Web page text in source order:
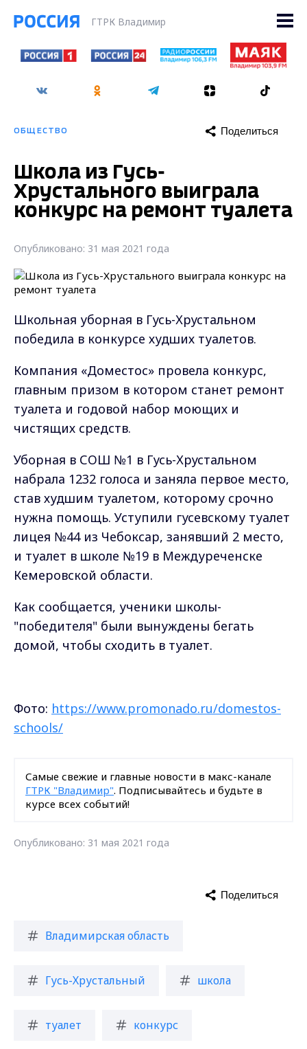
ГТРК Владимир
ОБЩЕСТВО Поделиться
Школа из Гусь-
Хрустального выиграла
конкурс на ремонт туалета
Опубликовано: 31 мая 2021 года
Школьная уборная в Гусь-Хрустальном
победила в конкурсе худших туалетов.
Компания «Доместос» провела конкурс,
главным призом в котором станет ремонт
туалета и годовой набор моющих и
чистящих средств.
Уборная в СОШ №1 в Гусь-Хрустальном
набрала 1232 голоса и заняла первое место,
став худшим туалетом, которому срочно
нужна помощь. Уступили гусевскому туалет
лицея №44 из Чебоксар, занявший 2 место,
и туалет в школе №19 в Междуреченске
Кемеровской области.
Как сообщается, ученики школы-
"победителя" были вынуждены бегать
домой, чтобы сходить в туалет.
Фото: https://www.promonado.ru/domestos-
schools/
Самые свежие и главные новости в макс-канале
ГТРК "Владимир". Подписывайтесь и будьте в
курсе всех событий!
Опубликовано: 31 мая 2021 года
Владимирская область
Гусь-Хрустальный школа
туалет конкурс
Поделиться